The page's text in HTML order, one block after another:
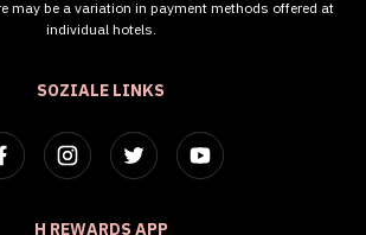
SOZIALE LINKS
H REWARDS APP
may be a variation in payment methods offered at
individual hotels.